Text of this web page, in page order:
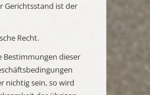
Gerichtsstand ist der
Recht.
Bestimmungen dieser
nichtig sein, so wird